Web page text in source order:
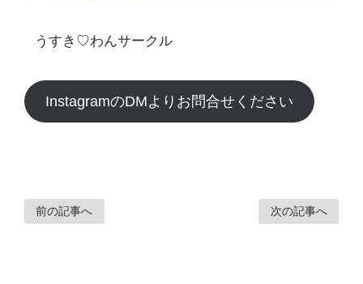
うすき♡わんサークル
InstagramのDMよりお問合せください
前の記事へ 次の記事へ